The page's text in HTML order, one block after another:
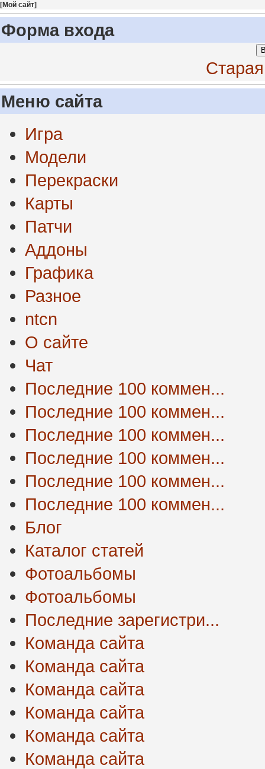
[Мой сайт]
Форма входа
Меню сайта
Игра
Модели
Перекраски
Карты
Патчи
Аддоны
Графика
Разное
ntcn
О сайте
Чат
Последние 100 коммен...
Последние 100 коммен...
Последние 100 коммен...
Последние 100 коммен...
Последние 100 коммен...
Последние 100 коммен...
Блог
Каталог статей
Фотоальбомы
Фотоальбомы
Последние зарегистри...
Команда сайта
Команда сайта
Команда сайта
Команда сайта
Команда сайта
Команда сайта